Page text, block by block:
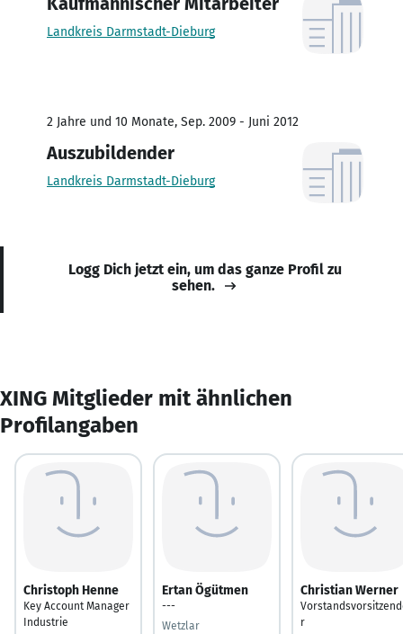
Landkreis Darmstadt-Dieburg
2 Jahre und 10 Monate, Sep. 2009 - Juni 2012
Auszubildender
Landkreis Darmstadt-Dieburg
Logg Dich jetzt ein, um das ganze Profil zu
sehen.
XING Mitglieder mit ähnlichen
Profilangaben
Christoph Henne
Key Account Manager
Industrie
Ertan Ögütmen
---
Wetzlar
Christian Werner
r